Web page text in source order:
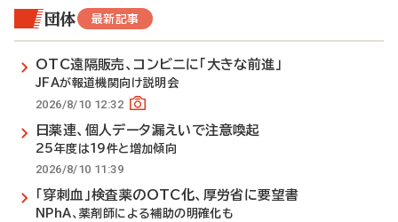
団体 最新記事
OTC遠隔販売、コンビニに「大きな前進」
JFAが報道機関向け説明会
2026/8/10 12:32
日薬連、個人データ漏えいで注意喚起
25年度は19件と増加傾向
2026/8/10 11:39
「穿刺血」検査薬のOTC化、厚労省に要望書
NPhA、薬剤師による補助の明確化も